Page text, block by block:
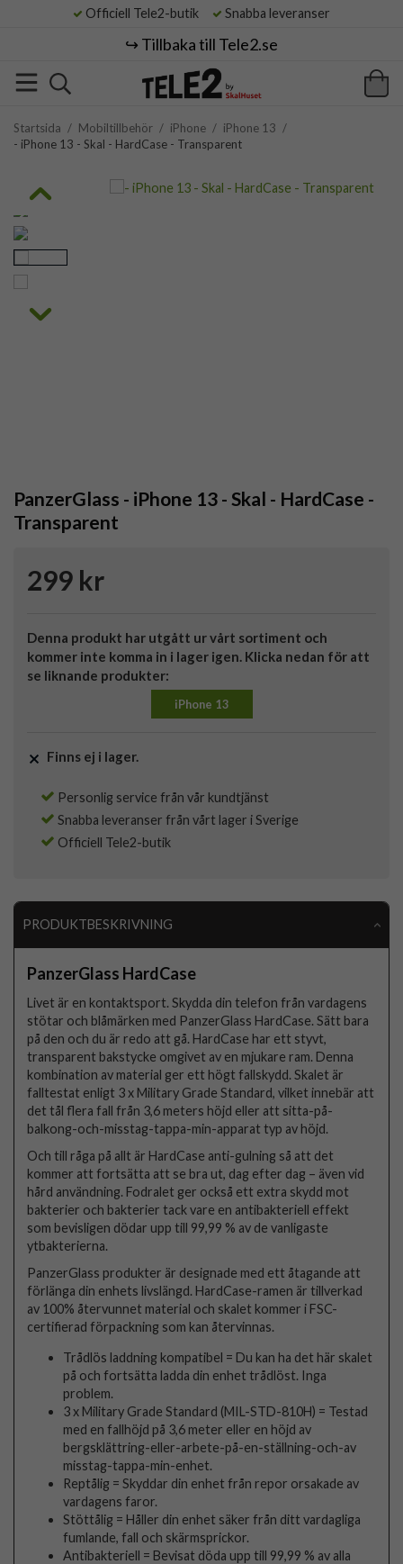
Officiell Tele2-butik Snabba leveranser
↪️ Tillbaka till Tele2.se
Startsida / Mobiltillbehör / iPhone / iPhone 13 /
- iPhone 13 - Skal - HardCase - Transparent
PanzerGlass - iPhone 13 - Skal - HardCase -
Transparent
299 kr
Denna produkt har utgått ur vårt sortiment och
kommer inte komma in i lager igen. Klicka nedan för att
se liknande produkter:
iPhone 13
Finns ej i lager.
Personlig service från vår kundtjänst
Snabba leveranser från vårt lager i Sverige
Officiell Tele2-butik
PRODUKTBESKRIVNING
PanzerGlass HardCase
Livet är en kontaktsport. Skydda din telefon från vardagens
stötar och blåmärken med PanzerGlass HardCase. Sätt bara
på den och du är redo att gå. HardCase har ett styvt,
transparent bakstycke omgivet av en mjukare ram. Denna
kombination av material ger ett högt fallskydd. Skalet är
falltestat enligt 3 x Military Grade Standard, vilket innebär att
det tål flera fall från 3,6 meters höjd eller att sitta-på-
balkong-och-misstag-tappa-min-apparat typ av höjd.
Och till råga på allt är HardCase anti-gulning så att det
kommer att fortsätta att se bra ut, dag efter dag – även vid
hård användning. Fodralet ger också ett extra skydd mot
bakterier och bakterier tack vare en antibakteriell effekt
som bevisligen dödar upp till 99,99 % av de vanligaste
ytbakterierna.
PanzerGlass produkter är designade med ett åtagande att
förlänga din enhets livslängd. HardCase-ramen är tillverkad
av 100% återvunnet material och skalet kommer i FSC-
certifierad förpackning som kan återvinnas.
Trådlös laddning kompatibel = Du kan ha det här skalet
på och fortsätta ladda din enhet trådlöst. Inga
problem.
3 x Military Grade Standard (MIL-STD-810H) = Testad
med en fallhöjd på 3,6 meter eller en höjd av
bergsklättring-eller-arbete-på-en-ställning-och-av
misstag-tappa-min-enhet.
Reptålig = Skyddar din enhet från repor orsakade av
vardagens faror.
Stöttålig = Håller din enhet säker från ditt vardagliga
fumlande, fall och skärmsprickor.
Antibakteriell = Bevisat döda upp till 99,99 % av alla